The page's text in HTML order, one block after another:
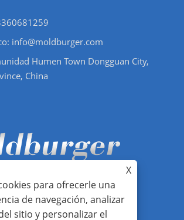
info@moldburger.com
Humen Town Dongguan City,
China
X
para ofrecerle una
de navegación, analizar
sitio y personalizar el